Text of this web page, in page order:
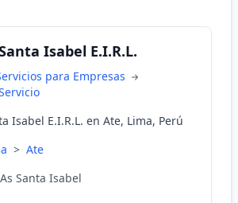
Isabel E.I.R.L.
para Empresas
Isabel E.I.R.L. en Ate, Lima, Perú
> Ate
Santa Isabel